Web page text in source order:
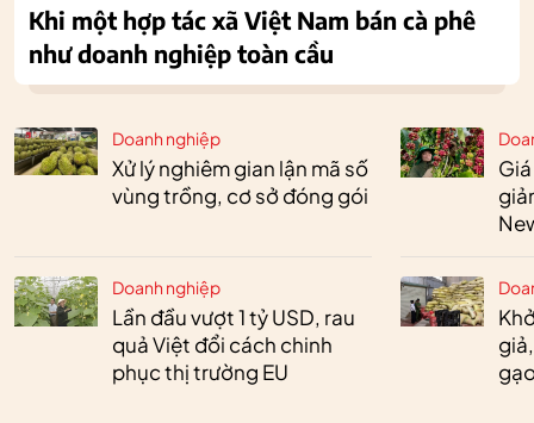
Doanh nghiệp
Xử lý nghiêm gian lận mã số
vùng trồng, cơ sở đóng gói
Doanh nghiệp
Lần đầu vượt 1 tỷ USD, rau
quả Việt đổi cách chinh
phục thị trường EU
Khi một hợp tác xã Việt Nam bán cà phê
như doanh nghiệp toàn cầu